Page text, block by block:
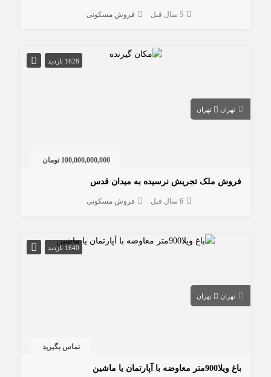
5 سال قبل فروش مسکونی
1628 بازدید
تهران تهران
100,000,000,000 تومان
فروش ملک تجریش نرسیده به میدان قدس
6 سال قبل فروش مسکونی
1640 بازدید
تهران تهران
تماس بگیرید
باغ ویلا900متر معاوضه با آپارتمان یا ماشین